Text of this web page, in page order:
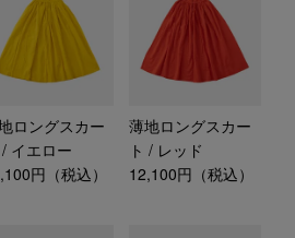
ロングスカー
/ イエロー
円（税込）
薄地ロングスカー
ト / レッド
12,100円（税込）